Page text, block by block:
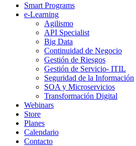
Smart Programs
e-Learning
Agilismo
API Specialist
Big Data
Continuidad de Negocio
Gestión de Riesgos
Gestión de Servicio- ITIL
Seguridad de la Información
SOA y Microservicios
Transformación Digital
Webinars
Store
Planes
Calendario
Contacto